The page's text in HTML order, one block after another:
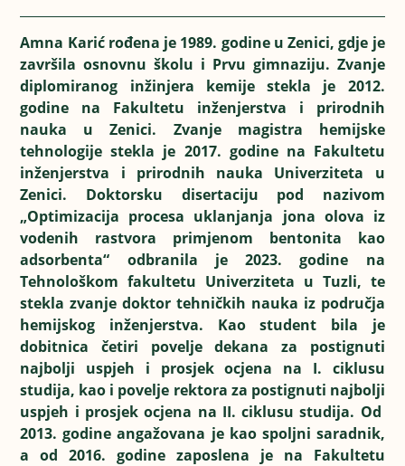
Amna Karić rođena je 1989. godine u Zenici, gdje je
završila osnovnu školu i Prvu gimnaziju. Zvanje
diplomiranog inžinjera kemije stekla je 2012.
godine na Fakultetu inženjerstva i prirodnih
nauka u Zenici. Zvanje magistra hemijske
tehnologije stekla je 2017. godine na Fakultetu
inženjerstva i prirodnih nauka Univerziteta u
Zenici. Doktorsku disertaciju pod nazivom
„Optimizacija procesa uklanjanja jona olova iz
vodenih rastvora primjenom bentonita kao
adsorbenta“ odbranila je 2023. godine na
Tehnološkom fakultetu Univerziteta u Tuzli, te
stekla zvanje doktor tehničkih nauka iz područja
hemijskog inženjerstva. Kao student bila je
dobitnica četiri povelje dekana za postignuti
najbolji uspjeh i prosjek ocjena na I. ciklusu
studija, kao i povelje rektora za postignuti najbolji
uspjeh i prosjek ocjena na II. ciklusu studija. Od
2013. godine angažovana je kao spoljni saradnik,
a od 2016. godine zaposlena je na Fakultetu